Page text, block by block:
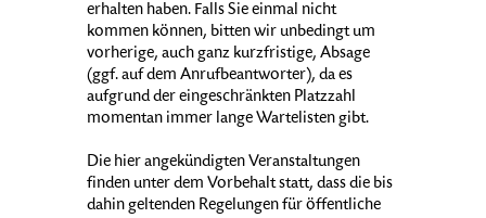
erhalten haben. Falls Sie einmal nicht
kommen können, bitten wir unbedingt um
vorherige, auch ganz kurzfristige, Absage
(ggf. auf dem Anrufbeantworter), da es
aufgrund der eingeschränkten Platzzahl
momentan immer lange Wartelisten gibt.
Die hier angekündigten Veranstaltungen
finden unter dem Vorbehalt statt, dass die bis
dahin geltenden Regelungen für öffentliche